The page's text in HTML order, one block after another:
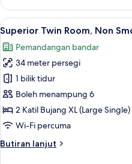
Suite,
Non
Smoking
(Suite)
Lihat
semua
foto
untuk
Superior
Twin
Room,
Non
Smoking
8
Superior Twin Room, Non
Pemandangan bandar
34 meter persegi
1 bilik tidur
Boleh menampung 6
2 Katil Bujang XL (Large Single)
Wi-Fi percuma
Butiran lanjut
Butiran